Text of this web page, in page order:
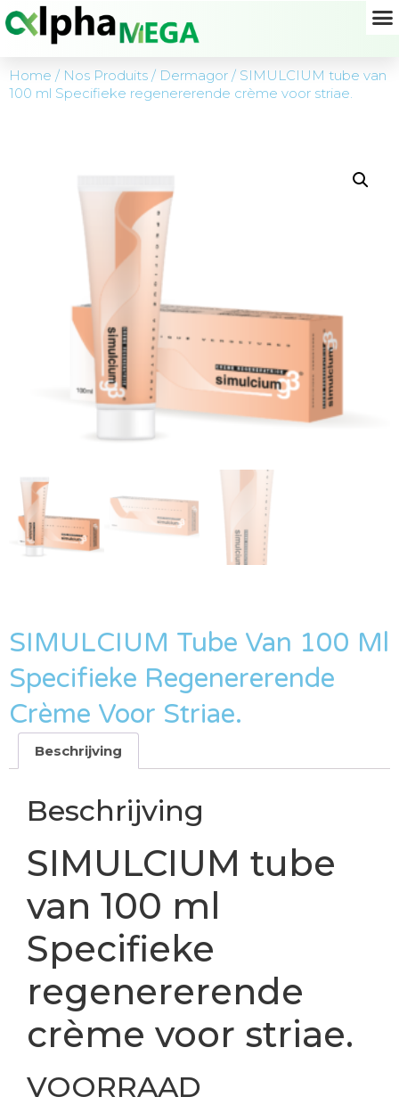
Home / Nos Produits / Dermagor / SIMULCIUM tube van
100 ml Specifieke regenererende crème voor striae.
SIMULCIUM Tube Van 100 Ml
Specifieke Regenererende
Crème Voor Striae.
Beschrijving
Beschrijving
SIMULCIUM tube
van 100 ml
Specifieke
regenererende
crème voor striae.
VOORRAAD